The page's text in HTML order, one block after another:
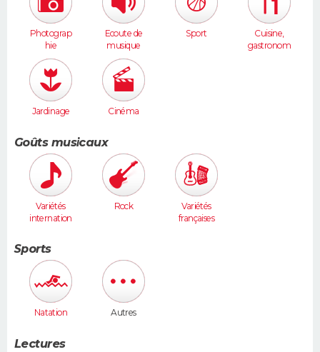
Photograp
hie
Ecoute de
musique
Sport
Cuisine,
gastronom
Jardinage Cinéma
Goûts musicaux
Variétés
internation
Rock
Variétés
françaises
Sports
Natation Autres
Lectures